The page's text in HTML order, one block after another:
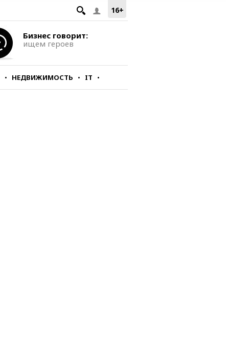
16+
Бизнес говорит:
ищем героев
НЕДВИЖИМОСТЬ IT